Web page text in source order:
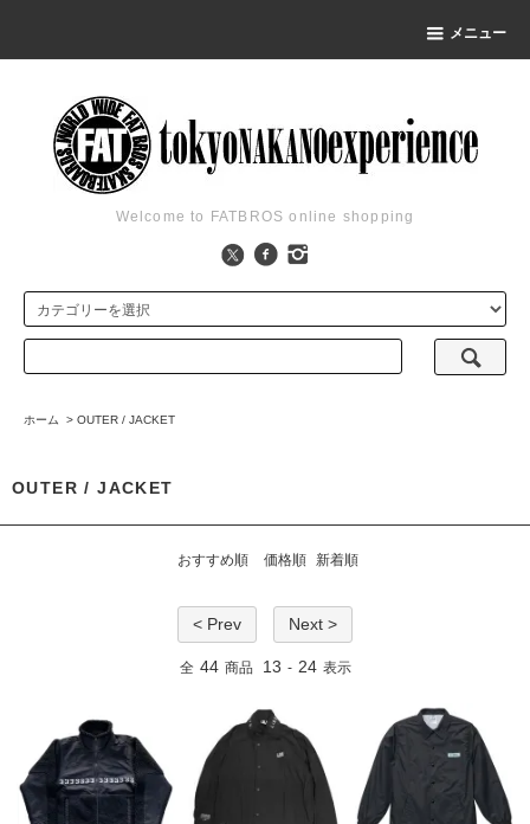
メニュー
Welcome to FATBROS online shopping
ホーム > OUTER / JACKET
OUTER / JACKET
おすすめ順 価格順 新着順
< Prev Next >
全 44 商品 13 - 24 表示